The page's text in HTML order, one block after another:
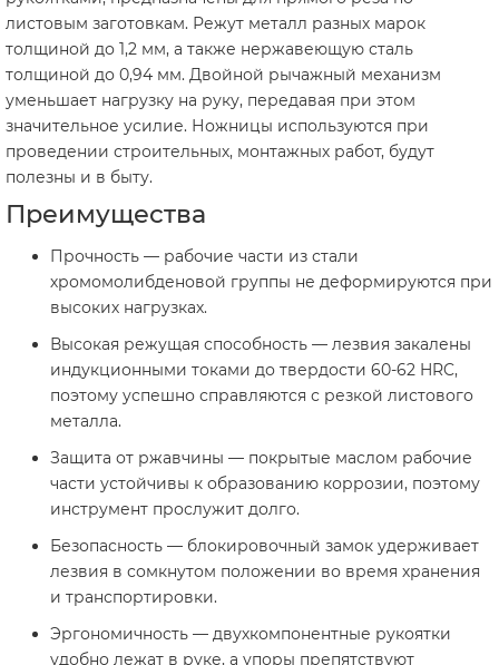
листовым заготовкам. Режут металл разных марок
толщиной до 1,2 мм, а также нержавеющую сталь
толщиной до 0,94 мм. Двойной рычажный механизм
уменьшает нагрузку на руку, передавая при этом
значительное усилие. Ножницы используются при
проведении строительных, монтажных работ, будут
полезны и в быту.
Преимущества
Прочность — рабочие части из стали
хромомолибденовой группы не деформируются при
высоких нагрузках.
Высокая режущая способность — лезвия закалены
индукционными токами до твердости 60-62 HRC,
поэтому успешно справляются с резкой листового
металла.
Защита от ржавчины — покрытые маслом рабочие
части устойчивы к образованию коррозии, поэтому
инструмент прослужит долго.
Безопасность — блокировочный замок удерживает
лезвия в сомкнутом положении во время хранения
и транспортировки.
Эргономичность — двухкомпонентные рукоятки
удобно лежат в руке, а упоры препятствуют